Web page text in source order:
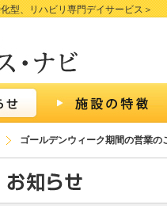
型、リハビリ専門デイサービス＞
ゴールデンウィーク期間の営業の